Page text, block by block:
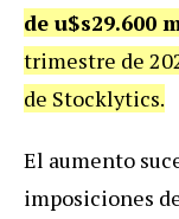
de u$s29.600
trimestre de
de Stocklytics.
El aumento
imposiciones